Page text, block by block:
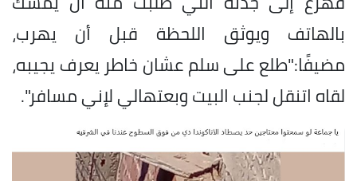
بالهاتف ويوثق اللحظة قبل أن يهرب،
مضيفًا:"طلع على سلم عشان خاطر يعرف يجيبه،
لقاه اتنقل لجنب البيت وبعتهالي لإني مسافر".